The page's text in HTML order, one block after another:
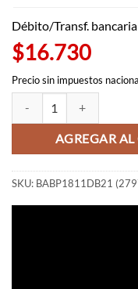
Débito/Transf.
$16.730
Precio sin impuestos
Mira Dragon Ball Heroes
AGREGAR AL
SKU: BABP1811DB21